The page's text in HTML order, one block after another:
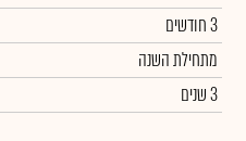
3 חודשים
מתחילת השנה
3 שנים